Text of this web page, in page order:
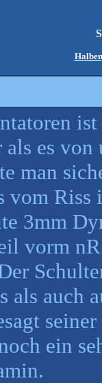
es
man
Riss
3mm
vorm
als auch
ein